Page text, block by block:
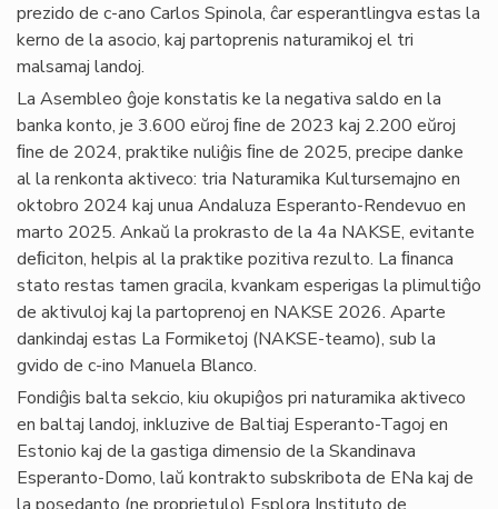
prezido de c-ano Carlos Spinola, ĉar esperantlingva estas la
kerno de la asocio, kaj partoprenis naturamikoj el tri
malsamaj landoj.
La Asembleo ĝoje konstatis ke la negativa saldo en la
banka konto, je 3.600 eŭroj ﬁne de 2023 kaj 2.200 eŭroj
ﬁne de 2024, praktike nuliĝis ﬁne de 2025, precipe danke
al la renkonta aktiveco: tria Naturamika Kultursemajno en
oktobro 2024 kaj unua Andaluza Esperanto-Rendevuo en
marto 2025. Ankaŭ la prokrasto de la 4a NAKSE, evitante
deﬁciton, helpis al la praktike pozitiva rezulto. La ﬁnanca
stato restas tamen gracila, kvankam esperigas la plimultiĝo
de aktivuloj kaj la partoprenoj en NAKSE 2026. Aparte
dankindaj estas La Formiketoj (NAKSE-teamo), sub la
gvido de c-ino Manuela Blanco.
Fondiĝis balta sekcio, kiu okupiĝos pri naturamika aktiveco
en baltaj landoj, inkluzive de Baltiaj Esperanto-Tagoj en
Estonio kaj de la gastiga dimensio de la Skandinava
Esperanto-Domo, laŭ kontrakto subskribota de ENa kaj de